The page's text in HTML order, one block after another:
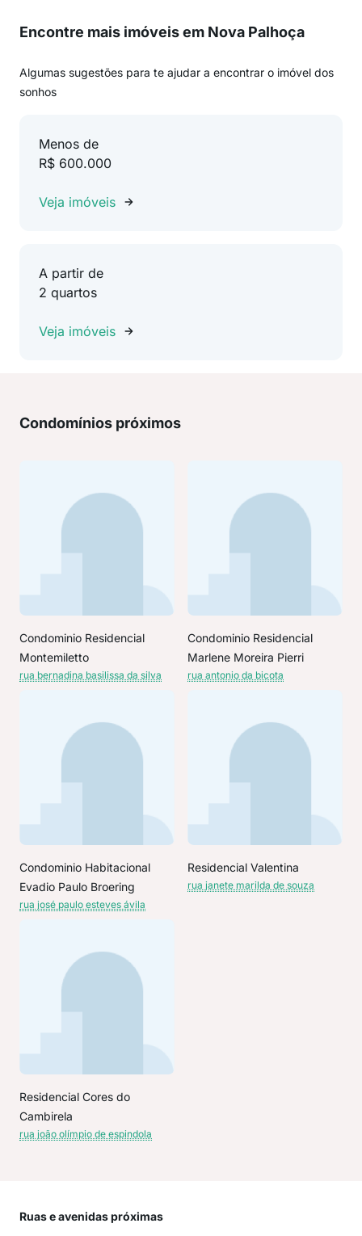
Encontre mais imóveis em Nova Palhoça
Algumas sugestões para te ajudar a encontrar o imóvel dos
sonhos
Menos de
R$ 600.000
Veja imóveis
A partir de
2 quartos
Veja imóveis
Condomínios próximos
Condominio Residencial
Montemiletto
rua bernadina basilissa da silva
Condominio Residencial
Marlene Moreira Pierri
rua antonio da bicota
Condominio Habitacional
Evadio Paulo Broering
rua josé paulo esteves ávila
Residencial Valentina
rua janete marilda de souza
Residencial Cores do
Cambirela
rua joão olímpio de espindola
Ruas e avenidas próximas